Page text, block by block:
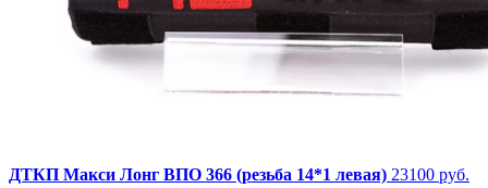
ДТКП Макси Лонг ВПО 366 (резьба 14*1 левая) 23100 руб.